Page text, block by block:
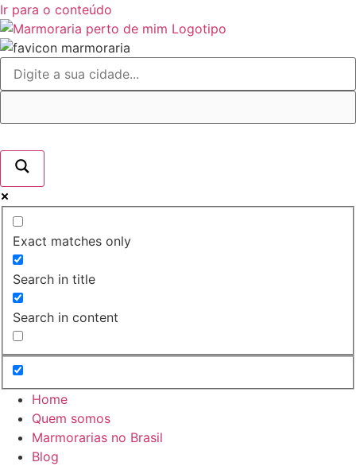
Ir para o conteúdo
Exact matches only
Search in title
Search in content
Home
Quem somos
Marmorarias no Brasil
Blog